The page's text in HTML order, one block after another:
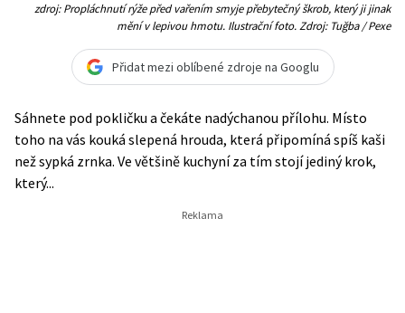
zdroj: Propláchnutí rýže před vařením smyje přebytečný škrob, který ji jinak
mění v lepivou hmotu. Ilustrační foto. Zdroj: Tuğba / Pexe
Přidat mezi oblíbené zdroje na Googlu
Sáhnete pod pokličku a čekáte nadýchanou přílohu. Místo
toho na vás kouká slepená hrouda, která připomíná spíš kaši
než sypká zrnka. Ve většině kuchyní za tím stojí jediný krok,
který...